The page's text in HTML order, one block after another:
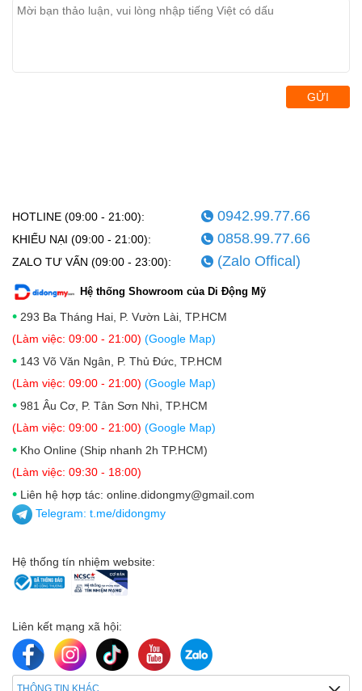
GỬI
HOTLINE (09:00 - 21:00): 0942.99.77.66
KHIẾU NẠI (09:00 - 21:00): 0858.99.77.66
ZALO TƯ VẤN (09:00 - 23:00): (Zalo Offical)
Hệ thống Showroom của Di Động Mỹ
• 293 Ba Tháng Hai, P. Vườn Lài, TP.HCM
(Làm việc: 09:00 - 21:00) (Google Map)
• 143 Võ Văn Ngân, P. Thủ Đức, TP.HCM
(Làm việc: 09:00 - 21:00) (Google Map)
• 981 Âu Cơ, P. Tân Sơn Nhì, TP.HCM
(Làm việc: 09:00 - 21:00) (Google Map)
• Kho Online (Ship nhanh 2h TP.HCM)
(Làm việc: 09:30 - 18:00)
• Liên hệ hợp tác: online.didongmy@gmail.com
Telegram: t.me/didongmy
Hệ thống tín nhiệm website:
Liên kết mạng xã hội:
THÔNG TIN KHÁC